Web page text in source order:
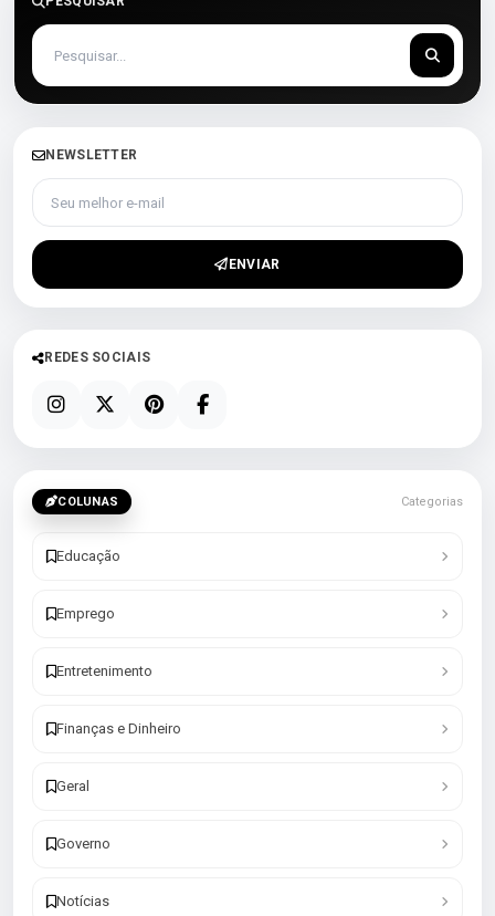
NEWSLETTER
Seu melhor e-mail
ENVIAR
REDES SOCIAIS
COLUNAS Categorias
Educação
Emprego
Entretenimento
Finanças e Dinheiro
Geral
Governo
Notícias